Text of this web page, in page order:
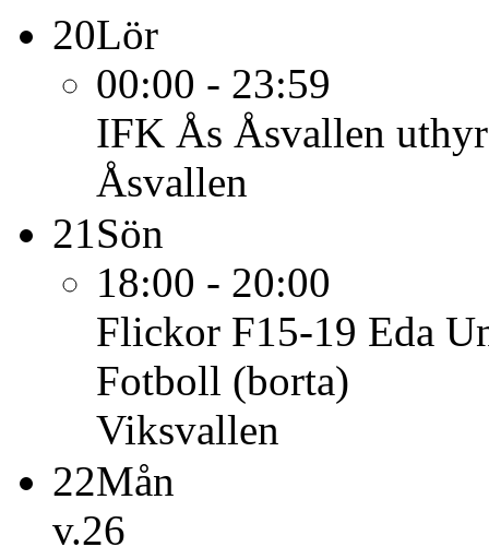
20Lör
00:00 - 23:59
IFK Ås Åsvallen
Åsvallen
21Sön
18:00 - 20:00
Flickor F15-19 Eda
Fotboll (borta)
Viksvallen
22Mån
v.26